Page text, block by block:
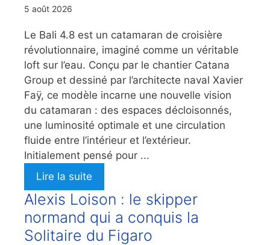
5 août 2026
Le Bali 4.8 est un catamaran de croisière
révolutionnaire, imaginé comme un véritable
loft sur l’eau. Conçu par le chantier Catana
Group et dessiné par l’architecte naval Xavier
Faÿ, ce modèle incarne une nouvelle vision
du catamaran : des espaces décloisonnés,
une luminosité optimale et une circulation
fluide entre l’intérieur et l’extérieur.
Initialement pensé pour ...
Lire la suite
Alexis Loison : le skipper
normand qui a conquis la
Solitaire du Figaro